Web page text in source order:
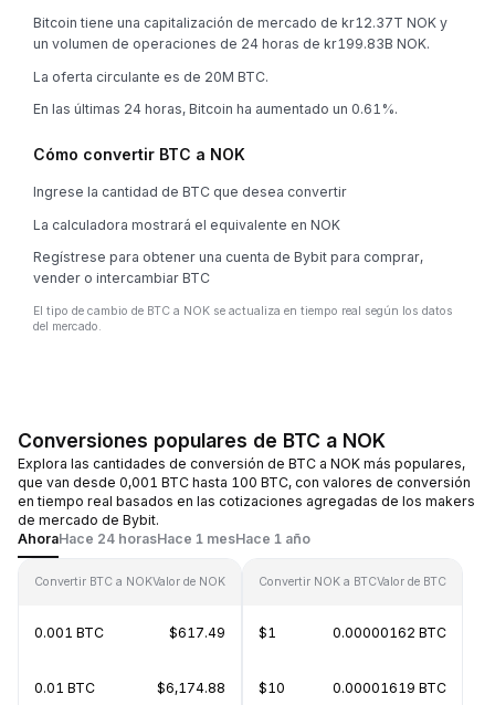
Bitcoin tiene una capitalización de mercado de kr12.37T NOK y
un volumen de operaciones de 24 horas de kr199.83B NOK.
La oferta circulante es de 20M BTC.
En las últimas 24 horas, Bitcoin ha aumentado un 0.61%.
Cómo convertir BTC a NOK
Ingrese la cantidad de BTC que desea convertir
La calculadora mostrará el equivalente en NOK
Regístrese para obtener una cuenta de Bybit para comprar,
vender o intercambiar BTC
El tipo de cambio de BTC a NOK se actualiza en tiempo real según los datos
del mercado.
Conversiones populares de BTC a NOK
Explora las cantidades de conversión de BTC a NOK más populares,
que van desde 0,001 BTC hasta 100 BTC, con valores de conversión
en tiempo real basados en las cotizaciones agregadas de los makers
de mercado de Bybit.
AhoraHace 24 horasHace 1 mesHace 1 año
Convertir BTC a NOKValor de NOK
0.001 BTC $617.49
0.01 BTC $6,174.88
Convertir NOK a BTCValor de BTC
$1 0.00000162 BTC
$10 0.00001619 BTC